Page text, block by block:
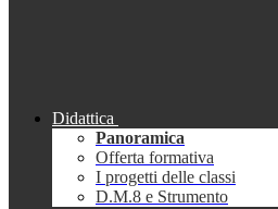
Didattica
Panoramica
Offerta formativa
I progetti delle classi
D.M.8 e Strumento